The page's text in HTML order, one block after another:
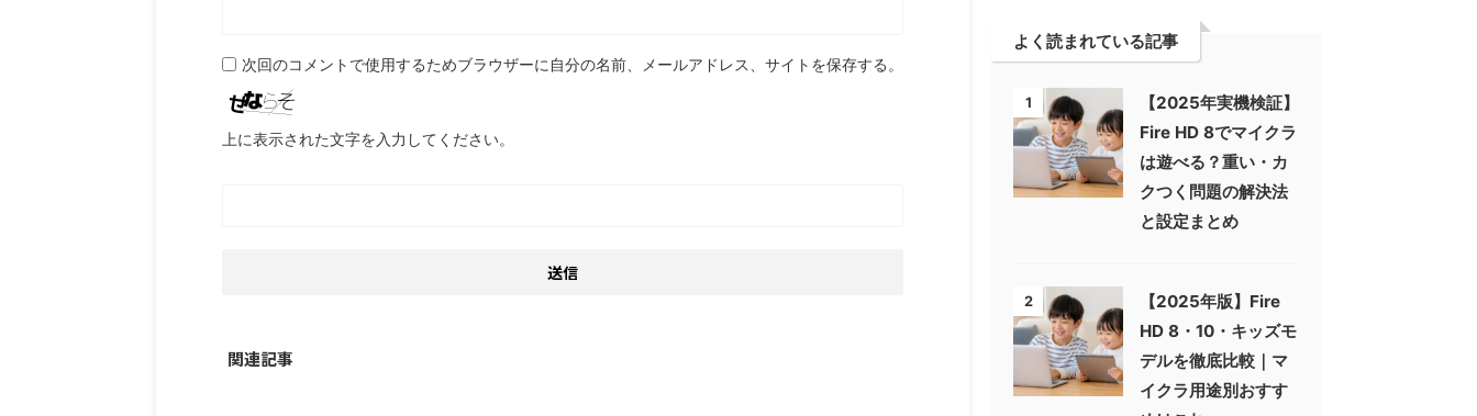
次回のコメントで使用するためブラウザーに自分の名前、メールアドレス、サイトを保存する。
上に表示された文字を入力してください。
関連記事
よく読まれている記事
1
【2025年実機検証】
Fire HD 8でマイクラ
は遊べる？重い・カ
クつく問題の解決法
と設定まとめ
2
【2025年版】Fire
HD 8・10・キッズモ
デルを徹底比較｜マ
イクラ用途別おすす